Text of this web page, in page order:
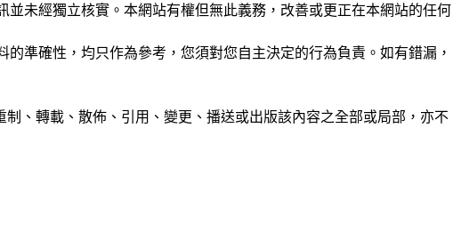
未經獨立核實。本網站有權但無此義務，改善或更正在本網站的任何
準確性，均只作為參考，您須對您自主決定的行為負責。如有錯漏，
、轉載、散佈、引用、變更、播送或出版該內容之全部或局部，亦不